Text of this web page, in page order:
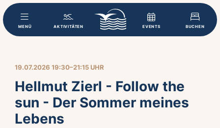
MENÜ AKTIVITÄTEN EVENTS BUCHEN
19.07.2026 19:30–21:15 UHR
Hellmut Zierl - Follow the
sun - Der Sommer meines
Lebens